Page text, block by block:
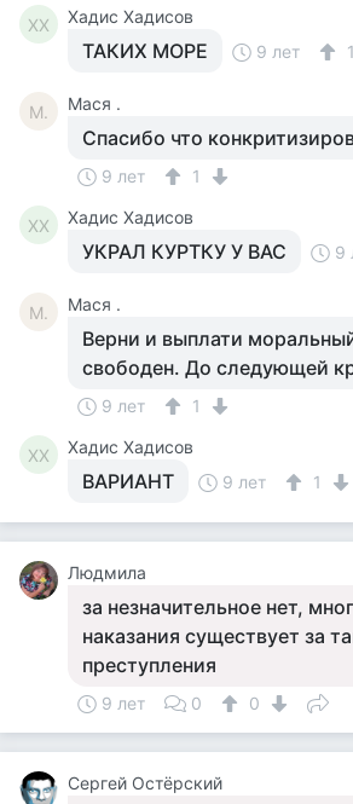
ХХ Хадис Хадисов
ТАКИХ МОРЕ 9 лет 1
М. Мася .
Спасибо что
9 лет 1
ХХ Хадис Хадисов
УКРАЛ КУРТКУ У ВАС 9
М. Мася .
Верни и выплати
свободен. До следующей
9 лет 1
ХХ Хадис Хадисов
ВАРИАНТ 9 лет 1
Людмила
за незначительное нет,
наказания существует за
преступления
9 лет 0 0
Сергей Остёрский